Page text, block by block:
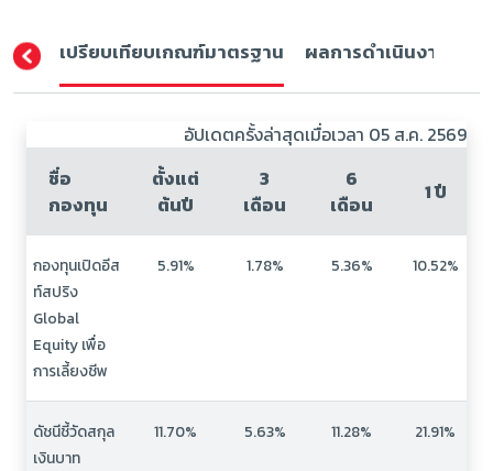
เปรียบเทียบเกณฑ์มาตรฐาน ผลการดำเนินงาน (ปี
อัปเดตครั้งล่าสุดเมื่อเวลา 05 ส.ค. 2569
ชื่อ
กองทุน
ตั้งแต่
ต้นปี
3
เดือน
6
เดือน
1 ปี
กองทุนเปิดอีส
ท์สปริง
Global
Equity เพื่อ
การเลี้ยงชีพ
5.91% 1.78% 5.36% 10.52%
ดัชนีชี้วัดสกุล
เงินบาท
11.70% 5.63% 11.28% 21.91%